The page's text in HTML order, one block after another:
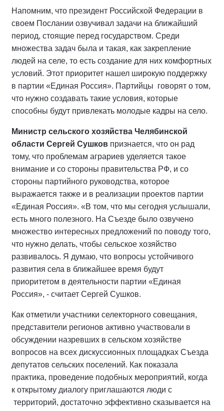
Напомним, что президент Российской Федерации в
своем Послании озвучивал задачи на ближайший
период, стоящие перед государством. Среди
множества задач была и такая, как закрепление
людей на селе, то есть создание для них комфортных
условий. Этот приоритет нашел широкую поддержку
в партии «Единая Россия». Партийцы говорят о том,
что нужно создавать такие условия, которые
способны будут привлекать молодые кадры на село.
Министр сельского хозяйства Челябинской
области Сергей Сушков признается, что он рад
тому, что проблемам аграриев уделяется такое
внимание и со стороны правительства РФ, и со
стороны партийного руководства, которое
выражается также и в реализации проектов партии
«Единая Россия». «В том, что мы сегодня услышали,
есть много полезного. На Съезде было озвучено
множество интересных предложений по поводу того,
что нужно делать, чтобы сельское хозяйство
развивалось. Я думаю, что вопросы устойчивого
развития села в ближайшее время будут
приоритетом в деятельности партии «Единая
Россия», - считает Сергей Сушков.
Как отметили участники селекторного совещания,
представители регионов активно участвовали в
обсуждении назревших в сельском хозяйстве
вопросов на всех дискуссионных площадках Съезда
депутатов сельских поселений. Как показала
практика, проведение подобных мероприятий, когда
к открытому диалогу приглашаются люди с
территорий, достаточно эффективно сказывается на